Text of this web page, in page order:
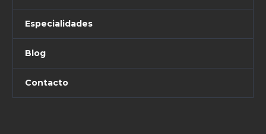
Especialidades
Blog
Contacto